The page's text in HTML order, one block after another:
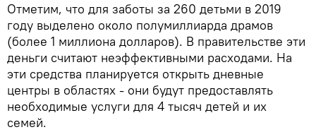
Отметим, что для заботы за 260 детьми в 2019
году выделено около полумиллиарда драмов
(более 1 миллиона долларов). В правительстве эти
деньги считают неэффективными расходами. На
эти средства планируется открыть дневные
центры в областях - они будут предоставлять
необходимые услуги для 4 тысяч детей и их
семей.